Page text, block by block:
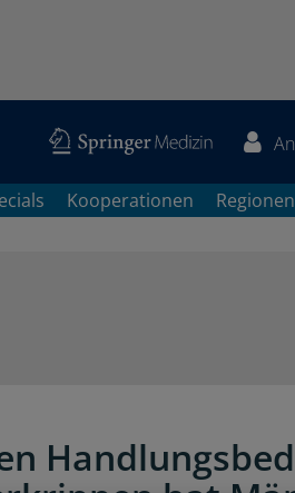
Kooperationen Regionen